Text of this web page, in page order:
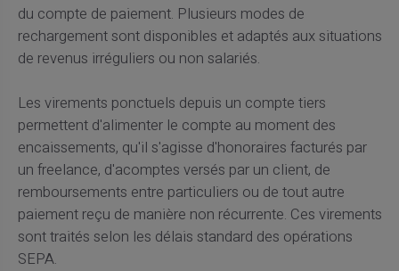
du compte de paiement. Plusieurs modes de
rechargement sont disponibles et adaptés aux situations
de revenus irréguliers ou non salariés.
Les virements ponctuels depuis un compte tiers
permettent d'alimenter le compte au moment des
encaissements, qu'il s'agisse d'honoraires facturés par
un freelance, d'acomptes versés par un client, de
remboursements entre particuliers ou de tout autre
paiement reçu de manière non récurrente. Ces virements
sont traités selon les délais standard des opérations
SEPA.